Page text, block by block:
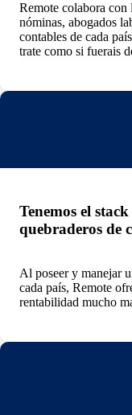
Remote colabora con
nóminas, abogados
contables de cada
trate como si fuerais
Tenemos el
quebraderos de
Al poseer y manejar
cada país, Remote
rentabilidad mucho